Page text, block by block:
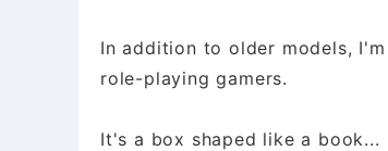
In addition to older models,
role-playing gamers.
It's a box shaped like a book...